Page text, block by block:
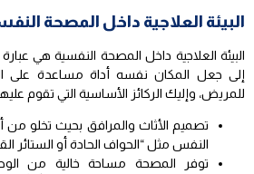
البيئة العلاجية داخل المصحة
البيئة العلاجية داخل المصحة النفسية هي
إلى جعل المكان نفسه أداة مساعدة على
للمريض، وإليك الركائز الأساسية التي تقوم عليها
تصميم الأثاث والمرافق بحيث تخلو من
النفس مثل “الحواف الحادة أو الستائر
توفر المصحة مساحة خالية من